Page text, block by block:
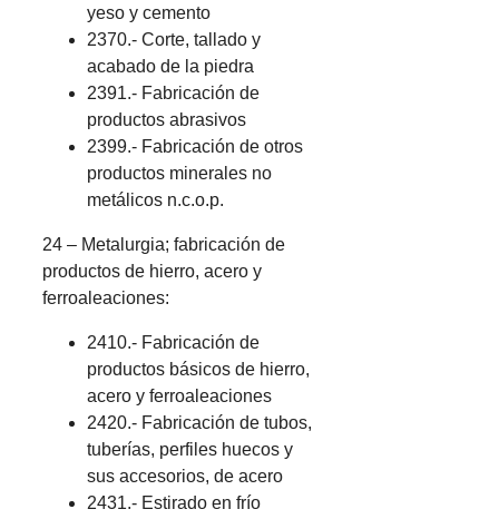
yeso y cemento
2370.- Corte, tallado y
acabado de la piedra
2391.- Fabricación de
productos abrasivos
2399.- Fabricación de otros
productos minerales no
metálicos n.c.o.p.
24 – Metalurgia; fabricación de
productos de hierro, acero y
ferroaleaciones:
2410.- Fabricación de
productos básicos de hierro,
acero y ferroaleaciones
2420.- Fabricación de tubos,
tuberías, perfiles huecos y
sus accesorios, de acero
2431.- Estirado en frío